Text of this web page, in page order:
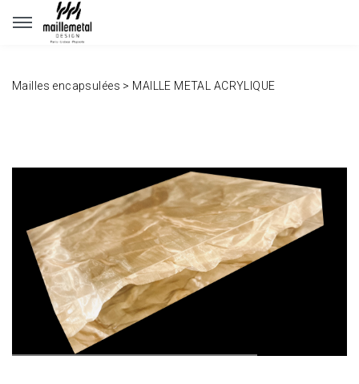
Panneau de gestion des cookies
Mailles encapsulées > MAILLE METAL ACRYLIQUE